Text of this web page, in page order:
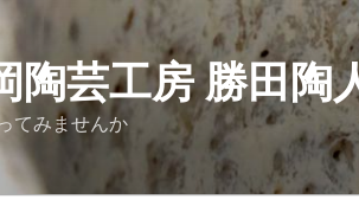
陶芸工房 勝田陶
てみませんか